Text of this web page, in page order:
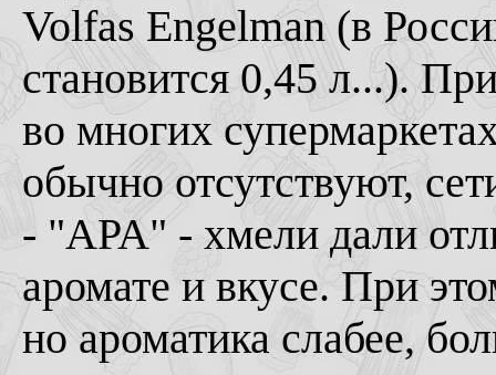
Volfas Engelman (в
становится 0,45 л...).
во многих
обычно отсутствуют,
- "APA" - хмели дали
аромате и вкусе. При
но ароматика слабее,